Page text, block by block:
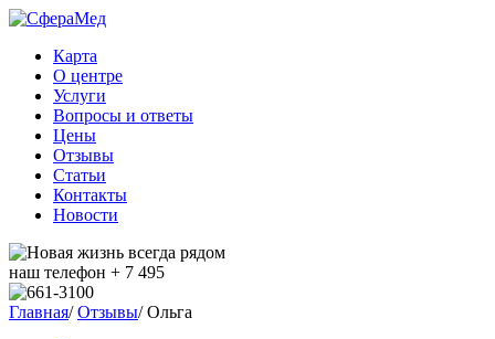
Карта
О центре
Услуги
Вопросы и ответы
Цены
Отзывы
Статьи
Контакты
Новости
наш телефон + 7 495
Главная/Отзывы/Ольга